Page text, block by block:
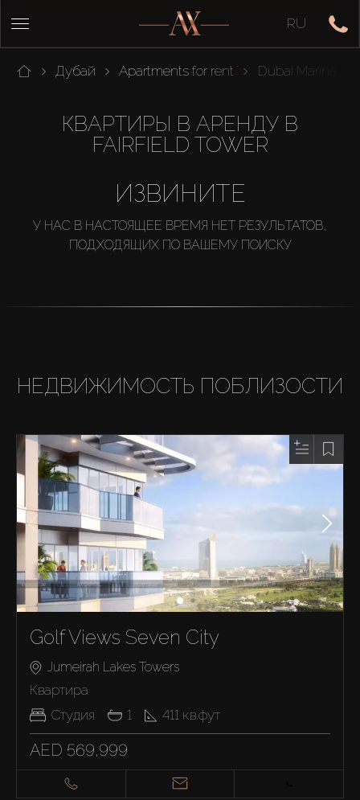
RU
Дубай Apartments for rent Dubai Marina
КВАРТИРЫ В АРЕНДУ В
FAIRFIELD TOWER
ИЗВИНИТЕ
У НАС В НАСТОЯЩЕЕ ВРЕМЯ НЕТ РЕЗУЛЬТАТОВ,
ПОДХОДЯЩИХ ПО ВАШЕМУ ПОИСКУ
НЕДВИЖИМОСТЬ ПОБЛИЗОСТИ
Golf Views Seven City
Jumeirah Lakes Towers
Квартира
Студия
1 411 кв.фут
AED 569,999